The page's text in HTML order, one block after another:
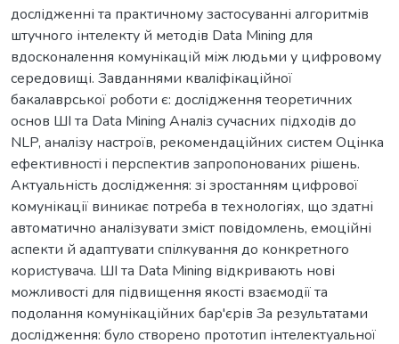
дослідженні та практичному застосуванні алгоритмів
штучного інтелекту й методів Data Mining для
вдосконалення комунікацій між людьми у цифровому
середовищі. Завданнями кваліфікаційної
бакалаврської роботи є: дослідження теоретичних
основ ШІ та Data Mining Аналiз сучасних підходiв до
NLP, аналізу настроїв, рекомендаційних систем Оцінка
ефективностi i перспектив запропонованих рiшень.
Актуальність дослідження: зі зростанням цифрової
комунікації виникає потреба в технологіях, що здатні
автоматично аналізувати зміст повідомлень, емоційні
аспекти й адаптувати спілкування до конкретного
користувача. ШІ та Data Mining відкривають нові
можливості для підвищення якості взаємодії та
подолання комунікаційних бар'єрів За результатами
дослідження: було створено прототип інтелектуальної